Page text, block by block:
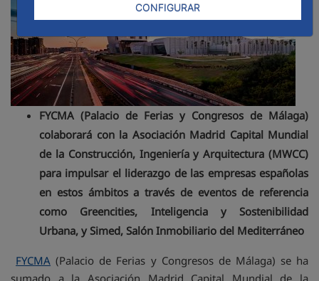
CONFIGURAR
FYCMA (Palacio de Ferias y Congresos de Málaga)
colaborará con la Asociación Madrid Capital Mundial
de la Construcción, Ingeniería y Arquitectura (MWCC)
para impulsar el liderazgo de las empresas españolas
en estos ámbitos a través de eventos de referencia
como Greencities, Inteligencia y Sostenibilidad
Urbana, y Simed, Salón Inmobiliario del Mediterráneo
FYCMA (Palacio de Ferias y Congresos de Málaga) se ha
sumado a la Asociación Madrid Capital Mundial de la